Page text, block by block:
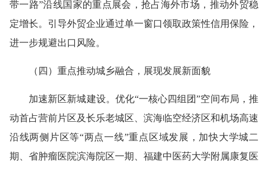
带一路”沿线国家的重点展会，抢占海外市场，推动外贸稳
定增长。引导外贸企业通过单一窗口领取政策性信用保险，
进一步规避出口风险。
（四）重点推动城乡融合，展现发展新面貌
加速新区新城建设。 优化“一核心四组团”空间布局，推
动首占营前片区及长乐老城区、 滨海临空经济区和机场高速
沿线两侧片区等“两点一线”重点区域发展，加快大学城二
期、省肿瘤医院滨海院区一期、福建中医药大学附属康复医